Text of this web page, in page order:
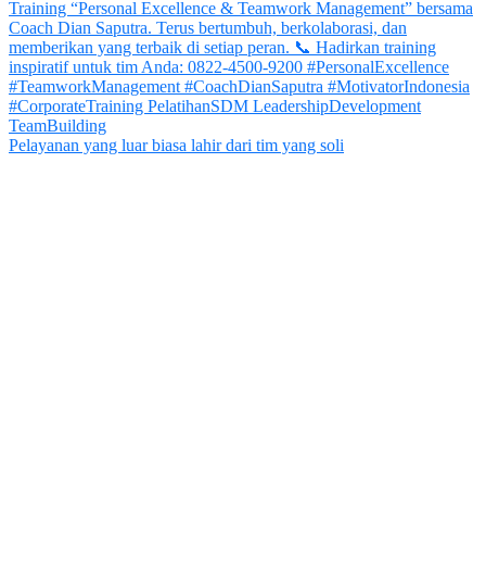
Pelayanan yang luar biasa lahir dari tim yang soli